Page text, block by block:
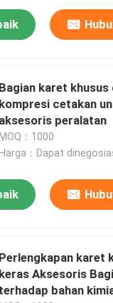
Bagian karet khusus
kompresi cetakan
aksesoris peralatan
MOQ：1000
Harga：Dapat
Perlengkapan karet
keras Aksesoris
terhadap bahan